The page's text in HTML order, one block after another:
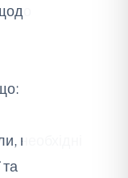
необхідні